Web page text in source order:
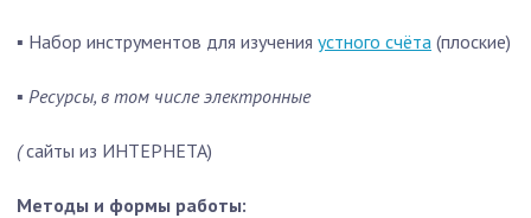
▪ Набор инструментов для изучения устного счёта (плоские)
▪ Ресурсы, в том числе электронные
( сайты из ИНТЕРНЕТА)
Методы и формы работы: